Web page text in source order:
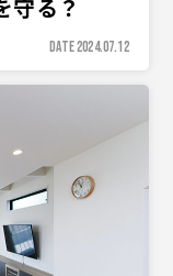
守る？
DATE 2024.07.12